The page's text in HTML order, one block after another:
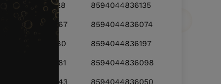
8594044836128 8594044836135
8594044836067 8594044836074
8594044836180 8594044836197
8594044836081 8594044836098
8594044836043 8594044836050